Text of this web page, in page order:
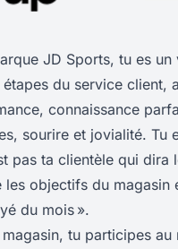
JD Sports, tu es
du service client,
connaissance
sourire et jovialité. Tu
pas ta clientèle qui dira
les objectifs du magasin
du mois ».
magasin, tu participes au